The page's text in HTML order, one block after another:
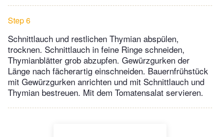
Step 6
Schnittlauch und restlichen Thymian abspülen,
trocknen. Schnittlauch in feine Ringe schneiden,
Thymianblätter grob abzupfen. Gewürzgurken der
Länge nach fächerartig einschneiden. Bauernfrühstück
mit Gewürzgurken anrichten und mit Schnittlauch und
Thymian bestreuen. Mit dem Tomatensalat servieren.